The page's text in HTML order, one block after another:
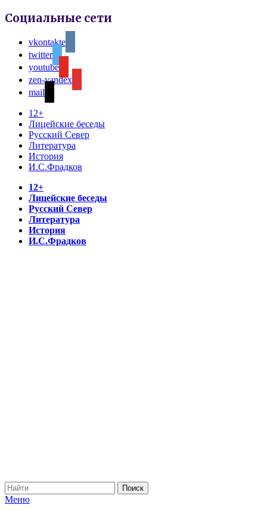
Социальные сети
vkontakte
twitter
youtube
zen-yandex
mail
12+
Лицейские беседы
Русский Север
Литература
История
И.С.Фрадков
12+
Лицейские беседы
Русский Север
Литература
История
И.С.Фрадков
Меню